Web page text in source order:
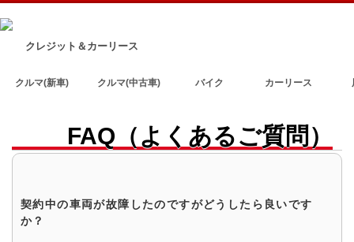
クレジット＆カーリース
クルマ(新車) クルマ(中古車) バイク カーリース
FAQ（よくあるご質問）
契約中の車両が故障したのですがどうしたら良いです
か？